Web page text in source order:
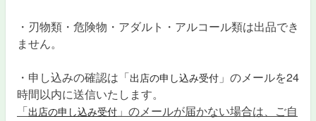
・刃物類・危険物・アダルト・アルコール類は出品でき
ません。
・申し込みの確認は「出店の申し込み受付 」のメールを24
時間以内に送信いたします。
「出店の申し込み受付 」のメールが届かない場合は、ご自